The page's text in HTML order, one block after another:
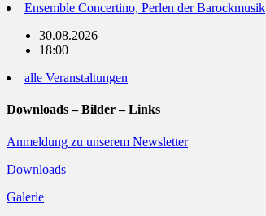
Ensemble Concertino, Perlen der Barockmusik
30.08.2026
18:00
alle Veranstaltungen
Downloads – Bilder – Links
Anmeldung zu unserem Newsletter
Downloads
Galerie